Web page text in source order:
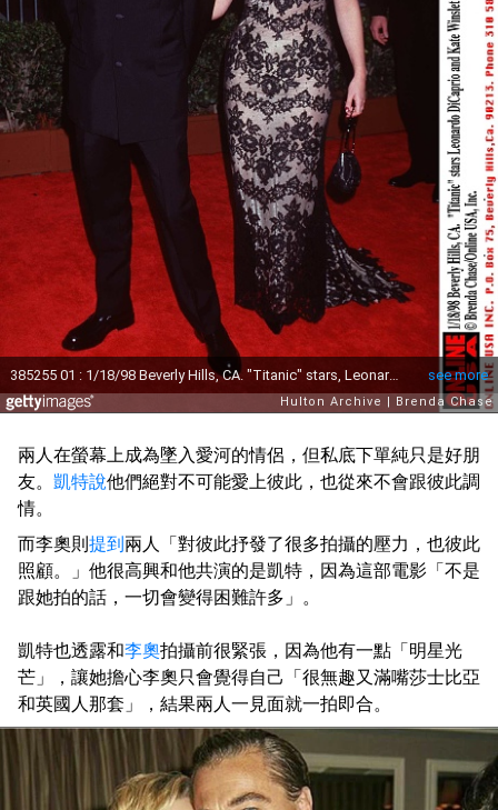
兩人在螢幕上成為墜入愛河的情侶，但私底下單純只是好朋
友。 凱特說他們絕對不可能愛上彼此，也從來不會跟彼此調
情。
而李奧則 提到 兩人「對彼此抒發了很多拍攝的壓力，也彼此
照顧。」他很高興和他共演的是凱特，因為這部電影「不是
跟她拍的話，一切會變得困難許多」。
凱特也透露和李奧拍攝前很緊張，因為他有一點「明星光
芒」，讓她擔心李奧只會覺得自己「很無趣又滿嘴莎士比亞
和英國人那套」，結果兩人一見面就一拍即合。